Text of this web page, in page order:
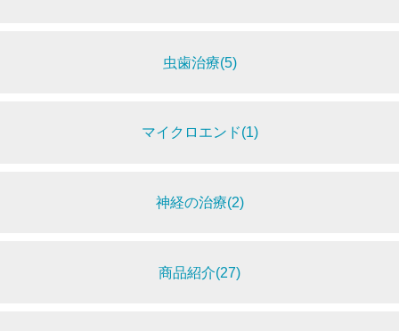
虫歯治療(5)
マイクロエンド(1)
神経の治療(2)
商品紹介(27)